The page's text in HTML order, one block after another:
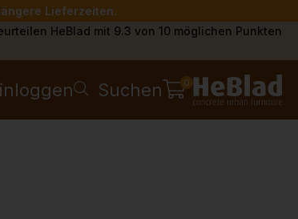
Lieferzeiten.
HeBlad mit 9.3 von 10 möglichen Punkten
Suchen 0